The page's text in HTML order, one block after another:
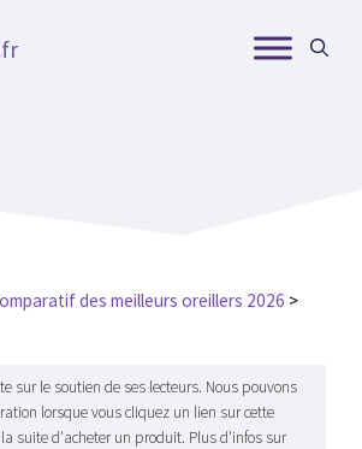
des meilleurs oreillers 2026 >
sur le soutien de ses lecteurs. Nous pouvons
lorsque vous cliquez un lien sur cette
suite d'acheter un produit. Plus d'infos sur